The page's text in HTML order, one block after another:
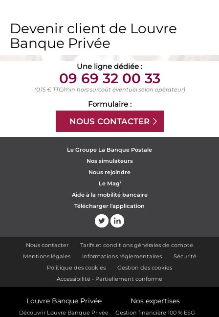
Devenir client de Louvre
Banque Privée
Une ligne dédiée :
09 69 32 00 33
(0,15 € TTC/min hors surcoût éventuel selon opérateur)
Formulaire :
NOUS CONTACTER
Le Groupe La Banque Postale
Nos simulateurs
Nous rejoindre
Le Mag'
Aide à la mobilité bancaire
Télécharger l'application
Nous contacter
Tarifs et conditions générales de compte
Mentions légales
Informations réglementaires
Sécurité
Politique des cookies
Gestion des cookies
Accessibilité - Partiellement conforme
Louvre Banque Privée
Découvrir Louvre Banque Privée
Nos expertises
Gestion financière 100 % ESG